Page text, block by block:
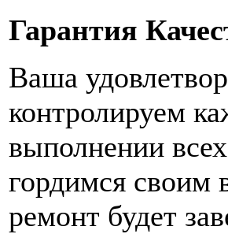
Гарантия
Ваша
контролируем
выполнении
гордимся своим
ремонт будет